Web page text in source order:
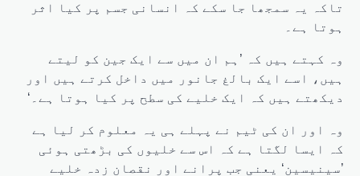
تاکہ یہ سمجھا جا سکے کہ انسانی جسم پر کیا اثر
ہوتا ہے۔
وہ کہتے ہیں کہ ’ہم ان میں سے ایک جین کو لیتے
ہیں، اسے ایک بالغ جانور میں داخل کرتے ہیں اور
دیکھتے ہیں کہ ایک خلیے کی سطح پر کیا ہوتا ہے۔‘
وہ اور ان کی ٹیم نے پہلے ہی یہ معلوم کر لیا ہے
کہ ایسا لگتا ہے کہ اس سے خلیوں کی بڑھتی ہوئی
’سینیسین‘ یعنی جب پرانے اور نقصان زدہ خلیے